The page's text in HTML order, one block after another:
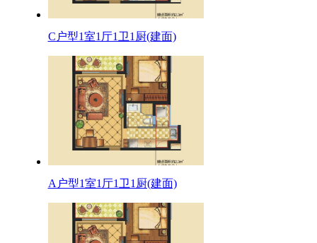
C户型1室1厅1卫1厨(建面)
A户型1室1厅1卫1厨(建面)